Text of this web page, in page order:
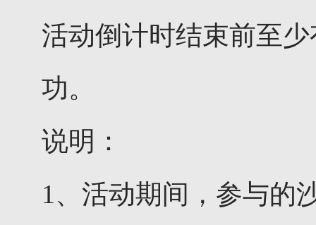
活动倒计时结束前至
功。
说明：
1、活动期间，参与的